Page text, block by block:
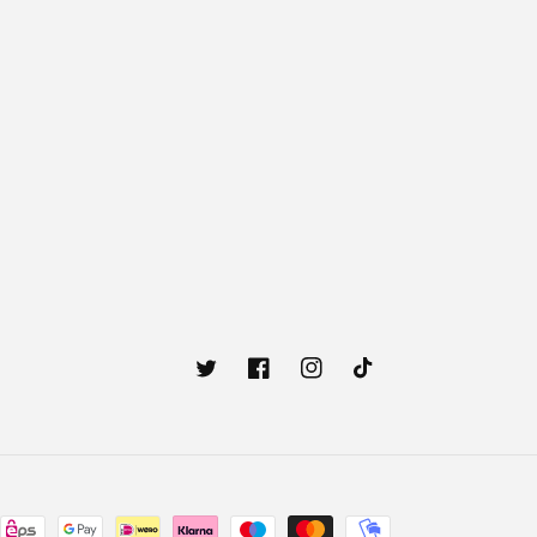
TwitterFacebookInstagramTikTok